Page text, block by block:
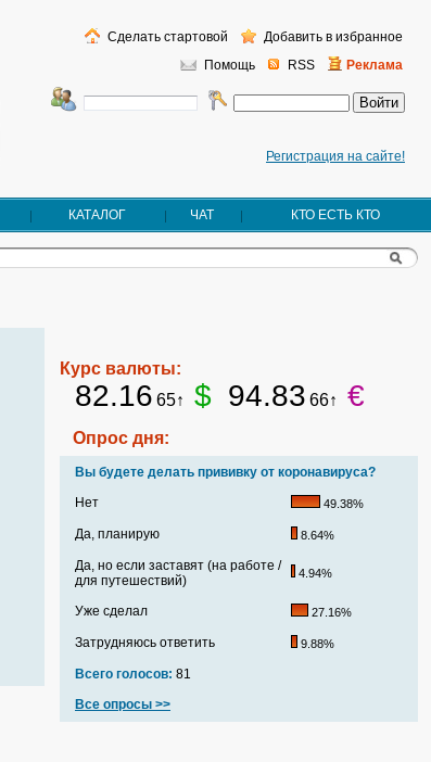
Регистрация на сайте!
Помощь RSS Реклама
Сделать стартовой Добавить в избранное
КАТАЛОГ ЧАТ КТО ЕСТЬ КТО
Курс валюты:
82.16 65↑ $ 94.83 66↑ €
Опрос дня:
Вы будете делать прививку от коронавируса?
Нет
49.38%
Да, планирую 8.64%
Да, но если заставят (на работе /
для путешествий)
4.94%
Уже сделал 27.16%
Затрудняюсь ответить 9.88%
Всего голосов: 81
Все опросы >>